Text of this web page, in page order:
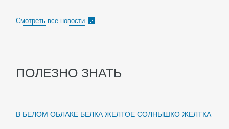
Смотреть все новости
ПОЛЕЗНО ЗНАТЬ
В БЕЛОМ ОБЛАКЕ БЕЛКА ЖЕЛТОЕ СОЛНЫШКО ЖЕЛТКА